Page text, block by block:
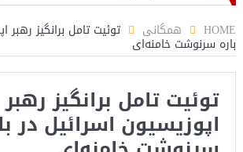
تحلیلگر حکومتی: تفاهم هرمز پایان بحران
پابرجاست
ایران؛ واکنش ترامپ و معاونش به اقدام
منیر به عربستان
HOME همگانی توئیت تامل برانگیز رهبر
باره سرنوشت خامنه‌ای
توئیت تامل برانگیز رهبر
اپوزیسیون اسرائیل در